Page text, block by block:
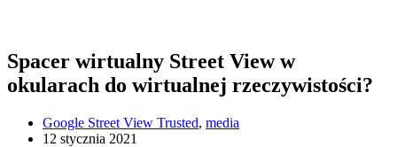
Spacer wirtualny Street View w
okularach do wirtualnej rzeczywistości?
Google Street View Trusted, media
12 stycznia 2021